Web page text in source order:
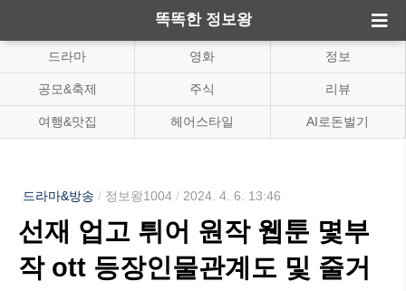
똑똑한 정보왕
드라마 영화 정보
공모&축제 주식 리뷰
여행&맛집 헤어스타일 AI로돈벌기
드라마&방송 / 정보왕1004 / 2024. 4. 6. 13:46
선재 업고 튀어 원작 웹툰 몇부
작 ott 등장인물관계도 및 줄거